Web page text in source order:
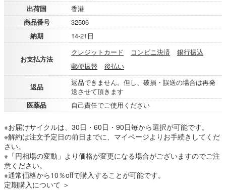
出荷国
香港
商品番号
32506
納期
14-21日
お支払方法
クレジットカード コンビニ決済
銀行振込
郵便振替
後払い
返品
返品できません。但し、破損・誤送の場合は再発
送させて頂きます
医薬品
自己責任でご使用ください
※お届けサイクルは、30日・60日・90日毎から選択が可能です。
※解約は注文予定日の前日までに、マイページよりお手続きしてくだ
さい。
※「円相場の変動」より価格が変更になる場合がございますのでご注
意ください。
※通常価格から10％offで購入することが可能です。
定期購入について ＞